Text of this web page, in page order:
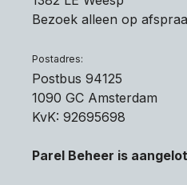
Bezoek alleen op
Postadres:
Postbus 94125
1090 GC Amsterdam
KvK: 92695698
Parel Beheer is